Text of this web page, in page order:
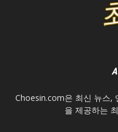
Choesin.com은 최신 뉴스,
을 제공하는